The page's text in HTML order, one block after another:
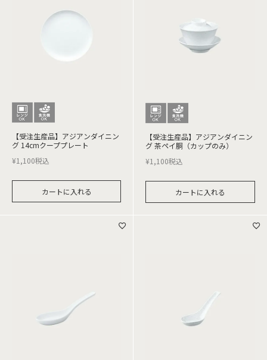
【受注生産品】アジアンダイニン
グ 14cmクーププレート
¥1,100税込
カートに入れる
【受注生産品】アジアンダイニン
グ 茶ペイ胴（カップのみ）
¥1,100税込
カートに入れる